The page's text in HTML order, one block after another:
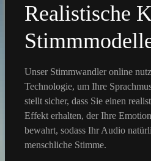
Realistische
Unser Stimmwandler online
Technologie, um Ihre
stellt sicher, dass Sie einen
Effekt erhalten, der Ihre
bewahrt, sodass Ihr Audio
menschliche Stimme.